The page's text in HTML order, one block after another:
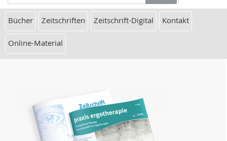
Bücher Zeitschriften Zeitschrift-Digital Kontakt
Online-Material